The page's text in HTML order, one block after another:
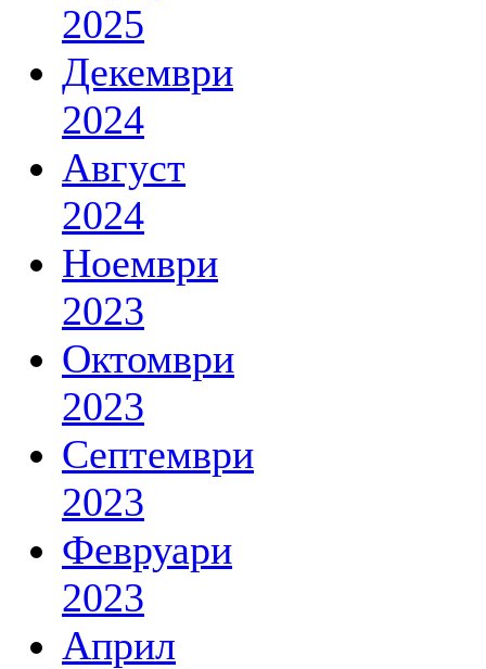
2025
Декември
2024
Август
2024
Ноември
2023
Октомври
2023
Септември
2023
Февруари
2023
Април